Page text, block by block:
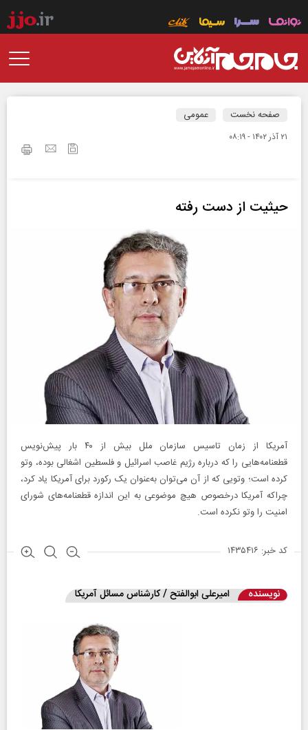
صفحه نخست عمومی
۲۱ آذر ۱۴۰۲ - ۰۸:۱۹
حیثیت از دست رفته
آمریکا از زمان تاسیس سازمان ملل بیش از ۴۰ بار پیش‌نویس
قطعنامه‌هایی را که درباره رژیم غاصب اسرائیل و فلسطین اشغالی بوده، وتو
کرده است؛ وتویی که از آن می‌توان به‌عنوان یک رکورد برای آمریکا یاد کرد،
چراکه آمریکا درخصوص هیچ موضوعی به این اندازه قطعنامه‌های شورای
امنیت را وتو نکرده است.
کد خبر: ۱۴۳۵۴۱۶
نویسنده امیرعلی ابوالفتح / کارشناس مسائل آمریکا